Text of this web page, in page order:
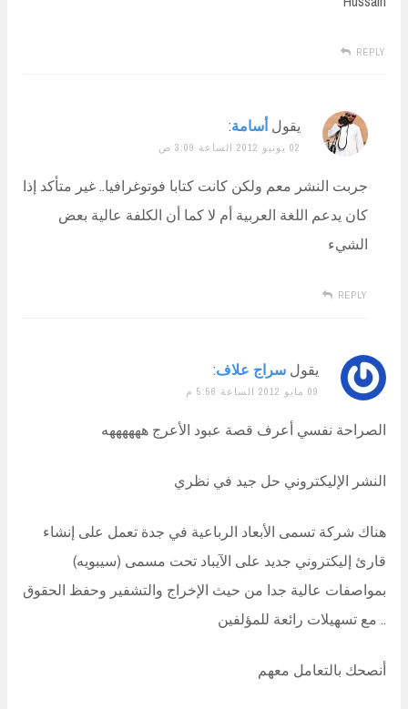
REPLY
يقول أسامة:
02 يونيو 2012 الساعة 3:09 ص
جربت النشر معم ولكن كانت كتابا فوتوغرافيا.. غير متأكد إذا
كان يدعم اللغة العربية أم لا كما أن الكلفة عالية بعض
الشيء
REPLY
يقول سراج علاف:
09 مايو 2012 الساعة 5:56 م
الصراحة نفسي أعرف قصة عبود الأعرج ههههههه
النشر الإليكتروني حل جيد في نظري
هناك شركة تسمى الأبعاد الرباعية في جدة تعمل على إنشاء
قارئ إليكتروني جديد على الآيباد تحت مسمى (سيبويه)
بمواصفات عالية جدا من حيث الإخراج والتشفير وحفظ الحقوق
.. مع تسهيلات رائعة للمؤلفين
أنصحك بالتعامل معهم